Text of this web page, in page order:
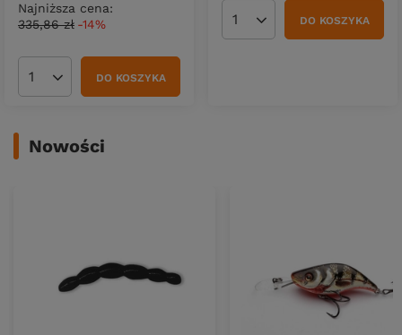
Najniższa cena:
335,86 zł -14%
Ilość produktówDO KOSZYKA
Ilość produktówDO KOSZYKA
Nowości